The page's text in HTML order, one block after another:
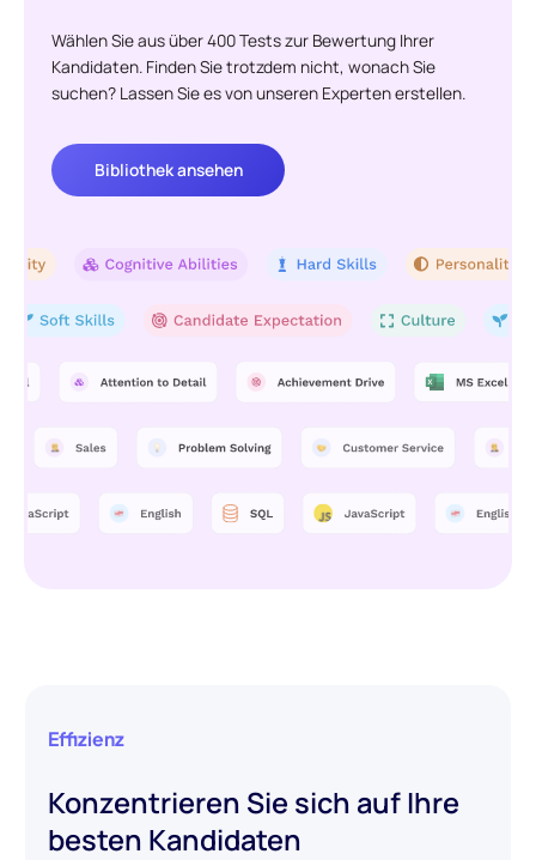
Wählen Sie aus über 400 Tests zur Bewertung Ihrer
Kandidaten. Finden Sie trotzdem nicht, wonach Sie
suchen? Lassen Sie es von unseren Experten erstellen.
Bibliothek ansehen
Effizienz
Konzentrieren Sie sich auf Ihre
besten Kandidaten